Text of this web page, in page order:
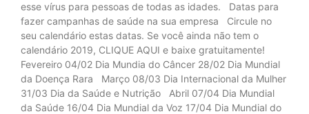
esse vírus para pessoas de todas as idades. Datas para
fazer campanhas de saúde na sua empresa Circule no
seu calendário estas datas. Se você ainda não tem o
calendário 2019, CLIQUE AQUI e baixe gratuitamente!
Fevereiro 04/02 Dia Mundia do Câncer 28/02 Dia Mundial
da Doença Rara Março 08/03 Dia Internacional da Mulher
31/03 Dia da Saúde e Nutrição Abril 07/04 Dia Mundial
da Saúde 16/04 Dia Mundial da Voz 17/04 Dia Mundial do